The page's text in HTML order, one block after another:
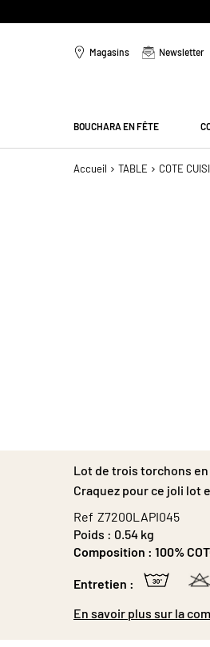
Magasins Newsletter
BOUCHARA EN FÊTE
Accueil TABLE COTE
de
Galerie
d’images
Lot de trois torchons
Craquez pour ce joli lot
Ref Z7200LAPI045
Poids : 0.54 kg
Composition : 100%
Entretien :
En savoir plus sur la